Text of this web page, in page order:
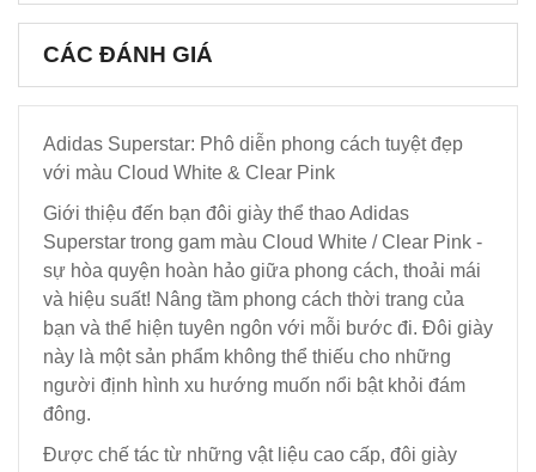
CÁC ĐÁNH GIÁ
Adidas Superstar: Phô diễn phong cách tuyệt đẹp
với màu Cloud White & Clear Pink
Giới thiệu đến bạn đôi giày thể thao Adidas
Superstar trong gam màu Cloud White / Clear Pink -
sự hòa quyện hoàn hảo giữa phong cách, thoải mái
và hiệu suất! Nâng tầm phong cách thời trang của
bạn và thể hiện tuyên ngôn với mỗi bước đi. Đôi giày
này là một sản phẩm không thể thiếu cho những
người định hình xu hướng muốn nổi bật khỏi đám
đông.
Được chế tác từ những vật liệu cao cấp, đôi giày